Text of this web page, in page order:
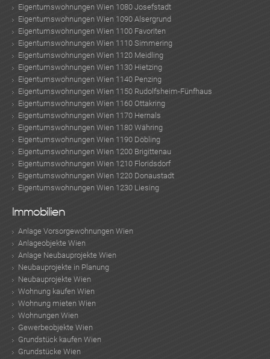
ok am t in
Eigentumswohnungen Wien 1080 Josefstadt
Eigentumswohnungen Wien 1090 Alsergrund
Eigentumswohnungen Wien 1100 Favoriten
Eigentumswohnungen Wien 1110 Simmering
Eigentumswohnungen Wien 1120 Meidling
Eigentumswohnungen Wien 1130 Hietzing
Eigentumswohnungen Wien 1140 Penzing
Eigentumswohnungen Wien 1150 Rudolfsheim-Fünfhaus
Eigentumswohnungen Wien 1160 Ottakring
Eigentumswohnungen Wien 1170 Hernals
Eigentumswohnungen Wien 1180 Währing
Eigentumswohnungen Wien 1190 Döbling
Eigentumswohnungen Wien 1200 Brigittenau
Eigentumswohnungen Wien 1210 Floridsdorf
Eigentumswohnungen Wien 1220 Donaustadt
Eigentumswohnungen Wien 1230 Liesing
Immobilien
Anlage Vorsorgewohnungen Wien
Anlageobjekte Wien
Anlage Neubauprojekte Wien
Neubauprojekte in Planung
Neubauprojekte Wien
Wohnung kaufen Wien
Wohnung mieten Wien
Wohnungen Wien
Gewerbeobjekte Wien
Grundstück kaufen Wien
Grundstücke Wien